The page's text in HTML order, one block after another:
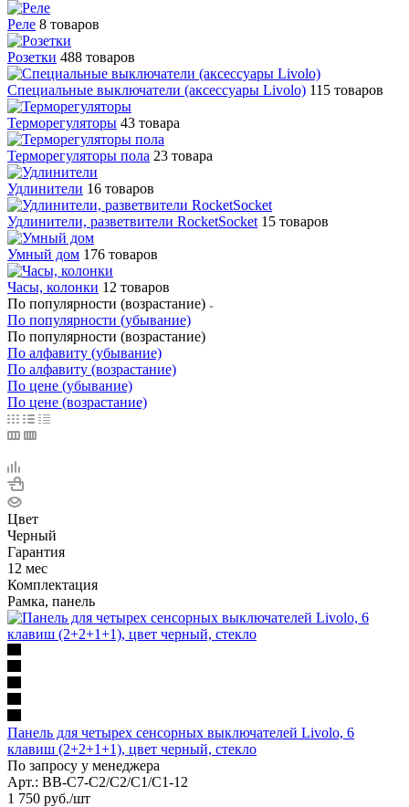
Реле 8 товаров
Розетки 488 товаров
Специальные выключатели (аксессуары Livolo) 115 товаров
Терморегуляторы 43 товара
Терморегуляторы пола 23 товара
Удлинители 16 товаров
Удлинители, разветвители RocketSocket 15 товаров
Умный дом 176 товаров
Часы, колонки 12 товаров
По популярности (возрастание)
По популярности (убывание)
По популярности (возрастание)
По алфавиту (убывание)
По алфавиту (возрастание)
По цене (убывание)
По цене (возрастание)
Цвет
Черный
Гарантия
12 мес
Комплектация
Рамка, панель
Панель для четырех сенсорных выключателей Livolo, 6
клавиш (2+2+1+1), цвет черный, стекло
По запросу у менеджера
Арт.: BB-C7-C2/C2/C1/C1-12
1 750 руб./шт